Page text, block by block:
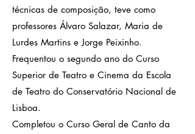
técnicas de composição, teve como
professores Álvaro Salazar, Maria de
Lurdes Martins e Jorge Peixinho.
Frequentou o segundo ano do Curso
Superior de Teatro e Cinema da Escola
de Teatro do Conservatório Nacional de
Lisboa.
Completou o Curso Geral de Canto da